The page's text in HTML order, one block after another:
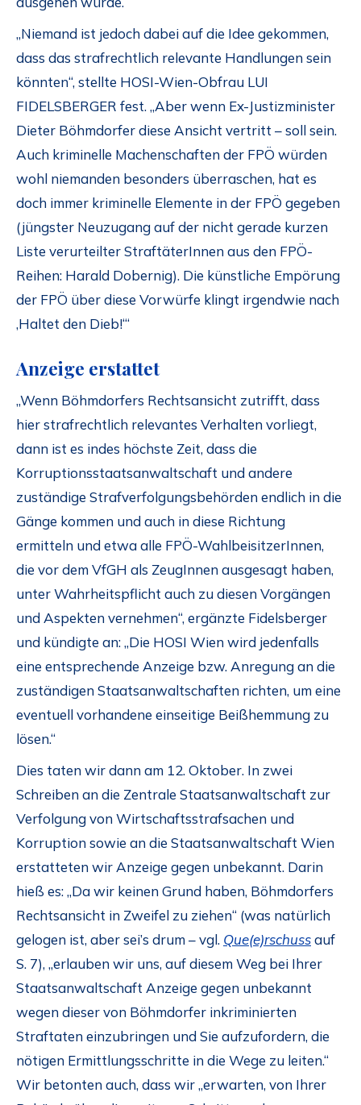
„Niemand ist jedoch dabei auf die Idee gekommen,
dass das strafrechtlich relevante Handlungen sein
könnten“, stellte HOSI-Wien-Obfrau LUI
FIDELSBERGER fest. „Aber wenn Ex-Justizminister
Dieter Böhmdorfer diese Ansicht vertritt – soll sein.
Auch kriminelle Machenschaften der FPÖ würden
wohl niemanden besonders überraschen, hat es
doch immer kriminelle Elemente in der FPÖ gegeben
(jüngster Neuzugang auf der nicht gerade kurzen
Liste verurteilter StraftäterInnen aus den FPÖ-
Reihen: Harald Dobernig). Die künstliche Empörung
der FPÖ über diese Vorwürfe klingt irgendwie nach
‚Haltet den Dieb!‘“
Anzeige erstattet
„Wenn Böhmdorfers Rechtsansicht zutrifft, dass
hier strafrechtlich relevantes Verhalten vorliegt,
dann ist es indes höchste Zeit, dass die
Korruptionsstaatsanwaltschaft und andere
zuständige Strafverfolgungsbehörden endlich in die
Gänge kommen und auch in diese Richtung
ermitteln und etwa alle FPÖ-WahlbeisitzerInnen,
die vor dem VfGH als ZeugInnen ausgesagt haben,
unter Wahrheitspflicht auch zu diesen Vorgängen
und Aspekten vernehmen“, ergänzte Fidelsberger
und kündigte an: „Die HOSI Wien wird jedenfalls
eine entsprechende Anzeige bzw. Anregung an die
zuständigen Staatsanwaltschaften richten, um eine
eventuell vorhandene einseitige Beißhemmung zu
lösen.“
Dies taten wir dann am 12. Oktober. In zwei
Schreiben an die Zentrale Staatsanwaltschaft zur
Verfolgung von Wirtschaftsstrafsachen und
Korruption sowie an die Staatsanwaltschaft Wien
erstatteten wir Anzeige gegen unbekannt. Darin
hieß es: „Da wir keinen Grund haben, Böhmdorfers
Rechtsansicht in Zweifel zu ziehen“ (was natürlich
gelogen ist, aber sei’s drum – vgl. Que(e)rschussauf
S. 7), „erlauben wir uns, auf diesem Weg bei Ihrer
Staatsanwaltschaft Anzeige gegen unbekannt
wegen dieser von Böhmdorfer inkriminierten
Straftaten einzubringen und Sie aufzufordern, die
nötigen Ermittlungsschritte in die Wege zu leiten.“
Wir betonten auch, dass wir „erwarten, von Ihrer